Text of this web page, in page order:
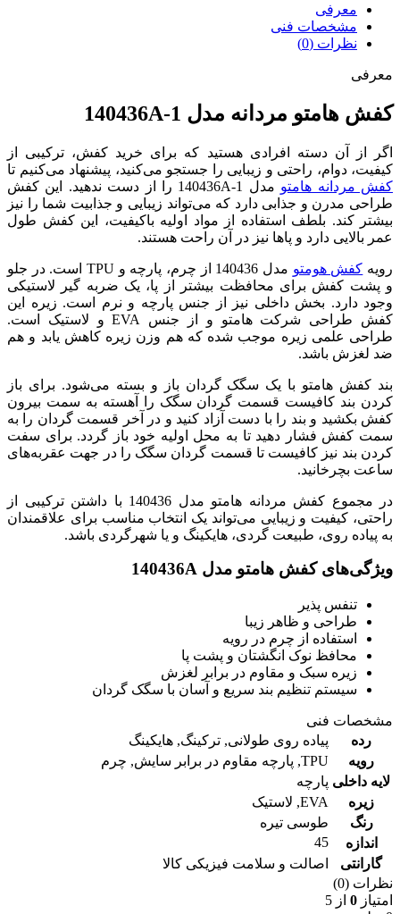
معرفی
مشخصات فنی
نظرات (0)
معرفی
کفش هامتو مردانه مدل 140436A-1
اگر از آن دسته افرادی هستید که برای خرید کفش، ترکیبی از
کیفیت، دوام، راحتی و زیبایی را جستجو می‌کنید، پیشنهاد می‌کنیم تا
کفش مردانه هامتو
مدل 140436A-1 را از دست ندهید. این کفش
طراحی مدرن و جذابی دارد که می‌تواند زیبایی و جذابیت شما را نیز
بیشتر کند. بلطف استفاده از مواد اولیه باکیفیت، این کفش طول
عمر بالایی دارد و پاها نیز در آن راحت هستند.
رویه کفش هومتو
مدل 140436 از چرم، پارچه و TPU است. در جلو
و پشت کفش برای محافظت بیشتر از پا، یک ضربه گیر لاستیکی
وجود دارد. بخش داخلی نیز از جنس پارچه و نرم است. زیره این
کفش طراحی شرکت هامتو و از جنس EVA و لاستیک است.
طراحی علمی زیره موجب شده که هم وزن زیره کاهش یابد و هم
ضد لغزش باشد.
بند کفش هامتو با یک سگک گردان باز و بسته می‌شود. برای باز
کردن بند کافیست قسمت گردان سگک را آهسته به سمت بیرون
کفش بکشید و بند را با دست آزاد کنید و در آخر قسمت گردان را به
سمت کفش فشار دهید تا به محل اولیه خود باز گردد. برای سفت
کردن بند نیز کافیست تا قسمت گردان سگک را در جهت عقربه‌های
ساعت بچرخانید.
در مجموع کفش مردانه هامتو مدل 140436 با داشتن ترکیبی از
راحتی، کیفیت و زیبایی می‌تواند یک انتخاب مناسب برای علاقمندان
به پیاده روی، طبیعت گردی، هایکینگ و یا شهرگردی باشد.
ویژگی‌های کفش هامتو مدل 140436A
تنفس پذیر
طراحی و ظاهر زیبا
استفاده از چرم در رویه
محافظ نوک انگشتان و پشت پا
زیره سبک و مقاوم در برابر لغزش
سیستم تنظیم بند سریع و آسان با سگک گردان
مشخصات فنی
رده
پیاده روی طولانی, ترکینگ, هایکینگ
رویه
TPU
, پارچه مقاوم در برابر سایش, چرم
لایه داخلی پارچه
زیره
EVA
, لاستیک
رنگ
طوسی تیره
اندازه
45
گارانتی
اصالت و سلامت فیزیکی کالا
نظرات (0)
امتیاز 0 از 5